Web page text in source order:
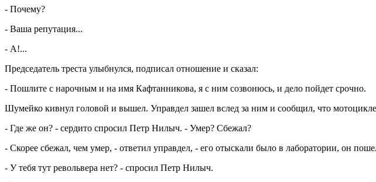
- Почему?
- Ваша репутация...
- А!...
Председатель треста улыбнулся, подписал отношение и сказал:
- Пошлите с нарочным и на имя Кафтанникова, я с ним созвонюсь, и дело пойдет срочно.
Шумейко кивнул головой и вышел. Управдел зашел вслед за ним и сообщил, что
- Где же он? - сердито спросил Петр Нилыч. - Умер? Сбежал?
- Скорее сбежал, чем умер, - ответил управдел, - его отыскали было в лаборатории, он
- У тебя тут револьвера нет? - спросил Петр Нилыч.